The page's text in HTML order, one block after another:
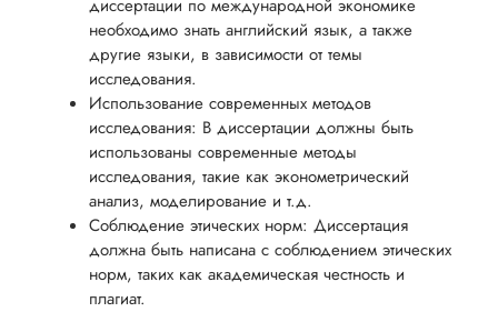
диссертации по международной экономике
необходимо знать английский язык, а также
другие языки, в зависимости от темы
исследования.
Использование современных методов
исследования: В диссертации должны быть
использованы современные методы
исследования, такие как эконометрический
анализ, моделирование и т.д.
Соблюдение этических норм: Диссертация
должна быть написана с соблюдением этических
норм, таких как академическая честность и
плагиат.